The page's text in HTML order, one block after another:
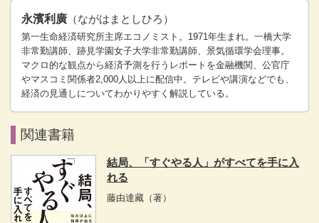
永濱利廣 （ながはまとしひろ）
第一生命経済研究所主席エコノミスト。1971年生まれ。一橋大学
非常勤講師、跡見学園女子大学非常勤講師、景気循環学会理事。
マクロ的な観点から経済予測を行うレポートを金融機関、公官庁
やマスコミ関係者2,000人以上に配信中。テレビや講演などでも、
経済の見通しについてわかりやすく解説している。
関連書籍
結局、「すぐやる人」がすべてを手に入
れる
藤由達藏 （著）